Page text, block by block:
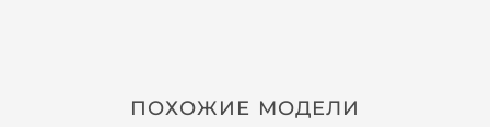
ПОХОЖИЕ МОДЕЛИ